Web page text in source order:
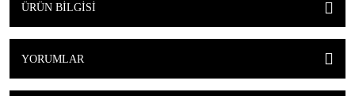
ÜRÜN BILGISI
YORUMLAR